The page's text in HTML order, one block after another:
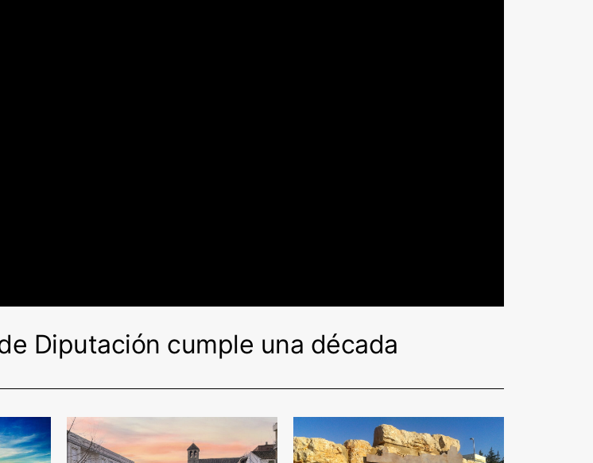
Diputación cumple una década